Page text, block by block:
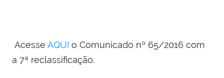
Acesse AQUI o Comunicado nº 65/2016 com
a 7ª reclassificação.